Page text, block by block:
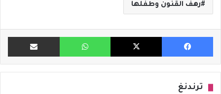
رهف القنون وطفلها
فيسبوك X واتساب مشاركة
ترندنغ